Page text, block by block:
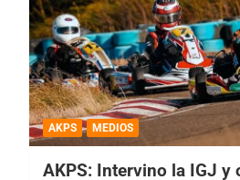
AKPS MEDIOS
AKPS: Intervino la IGJ